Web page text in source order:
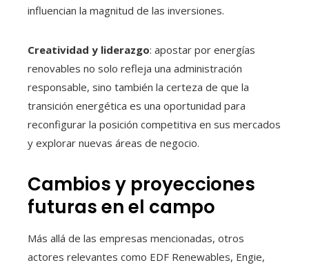
influencian la magnitud de las inversiones.
Creatividad y liderazgo: apostar por energías
renovables no solo refleja una administración
responsable, sino también la certeza de que la
transición energética es una oportunidad para
reconfigurar la posición competitiva en sus mercados
y explorar nuevas áreas de negocio.
Cambios y proyecciones
futuras en el campo
Más allá de las empresas mencionadas, otros
actores relevantes como EDF Renewables, Engie,